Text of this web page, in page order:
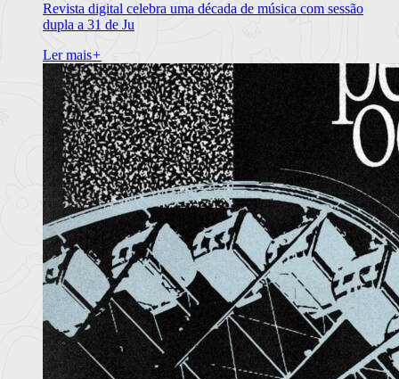
Revista digital celebra uma década de música com sessão
dupla a 31 de Ju
Ler mais+